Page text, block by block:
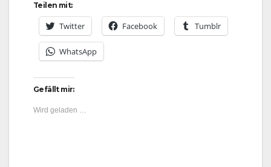
Teilen mit:
Twitter Facebook Tumblr
WhatsApp
Gefällt mir:
Wird geladen …